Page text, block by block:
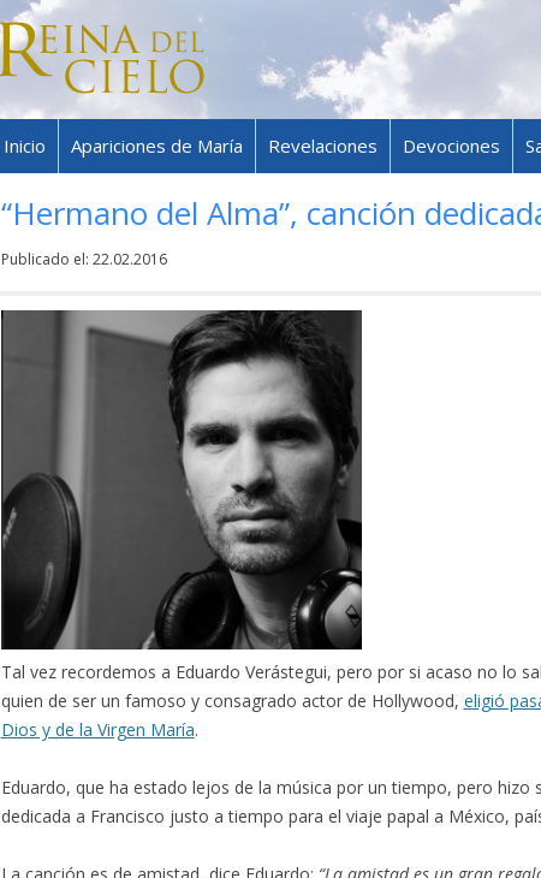
Inicio Apariciones de María Revelaciones Devociones
“Hermano del Alma”, canción
Publicado el: 22.02.2016
Tal vez recordemos a Eduardo Verástegui, pero por si acaso no lo
quien de ser un famoso y consagrado actor de Hollywood, eligió
Dios y de la Virgen María.
Eduardo, que ha estado lejos de la música por un tiempo, pero hizo
dedicada a Francisco justo a tiempo para el viaje papal a México,